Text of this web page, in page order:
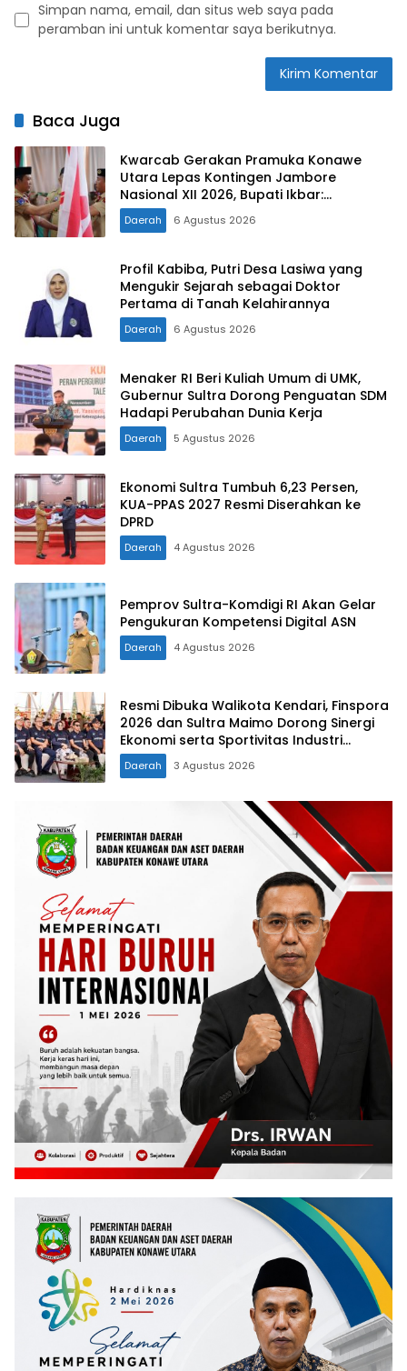
Simpan nama, email, dan situs web saya pada
peramban ini untuk komentar saya berikutnya.
Baca Juga
Kwarcab Gerakan Pramuka Konawe
Utara Lepas Kontingen Jambore
Nasional XII 2026, Bupati Ikbar:
Tunjukkan Karakter Generasi Muda
Konut yang Disiplin dan Berprestasi
Daerah 6 Agustus 2026
Profil Kabiba, Putri Desa Lasiwa yang
Mengukir Sejarah sebagai Doktor
Pertama di Tanah Kelahirannya
Daerah 6 Agustus 2026
Menaker RI Beri Kuliah Umum di UMK,
Gubernur Sultra Dorong Penguatan SDM
Hadapi Perubahan Dunia Kerja
Daerah 5 Agustus 2026
Ekonomi Sultra Tumbuh 6,23 Persen,
KUA-PPAS 2027 Resmi Diserahkan ke
DPRD
Daerah 4 Agustus 2026
Pemprov Sultra-Komdigi RI Akan Gelar
Pengukuran Kompetensi Digital ASN
Daerah 4 Agustus 2026
Resmi Dibuka Walikota Kendari, Finspora
2026 dan Sultra Maimo Dorong Sinergi
Ekonomi serta Sportivitas Industri
Keuangan
Daerah 3 Agustus 2026